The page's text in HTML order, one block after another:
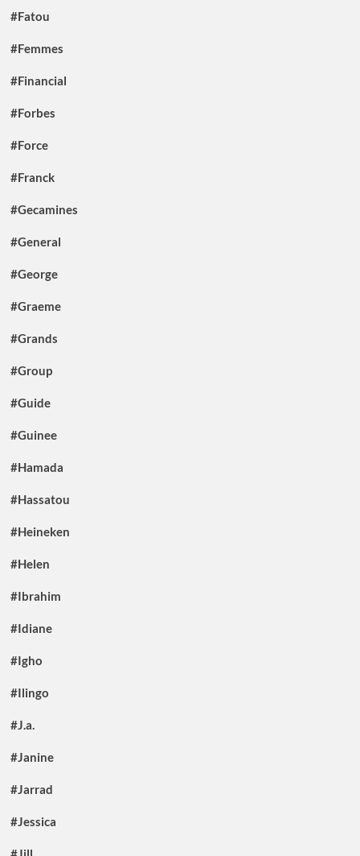
#Fatou
#Femmes
#Financial
#Forbes
#Force
#Franck
#Gecamines
#General
#George
#Graeme
#Grands
#Group
#Guide
#Guinee
#Hamada
#Hassatou
#Heineken
#Helen
#Ibrahim
#Idiane
#Igho
#Ilingo
#J.a.
#Janine
#Jarrad
#Jessica